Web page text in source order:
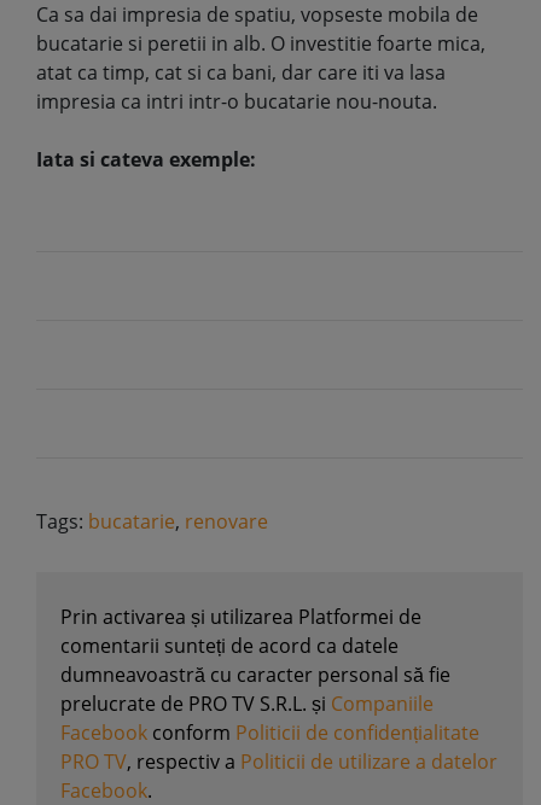
Ca sa dai impresia de spatiu, vopseste mobila de
bucatarie si peretii in alb. O investitie foarte mica,
atat ca timp, cat si ca bani, dar care iti va lasa
impresia ca intri intr-o bucatarie nou-nouta.
Iata si cateva exemple:
Tags: bucatarie, renovare
Prin activarea și utilizarea Platformei de
comentarii sunteți de acord ca datele
dumneavoastră cu caracter personal să fie
prelucrate de PRO TV S.R.L. și Companiile
Facebook conform Politicii de confidențialitate
PRO TV, respectiv a Politicii de utilizare a datelor
Facebook.